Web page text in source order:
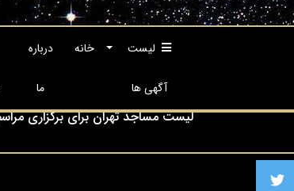
لیست
آگهی ها
خانه درباره
ما